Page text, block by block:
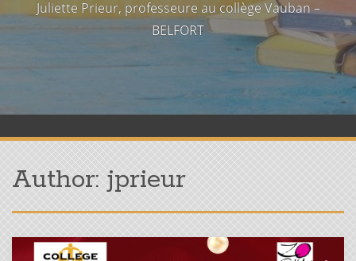
Juliette Prieur, professeure au collège Vauban –
BELFORT
Author: jprieur